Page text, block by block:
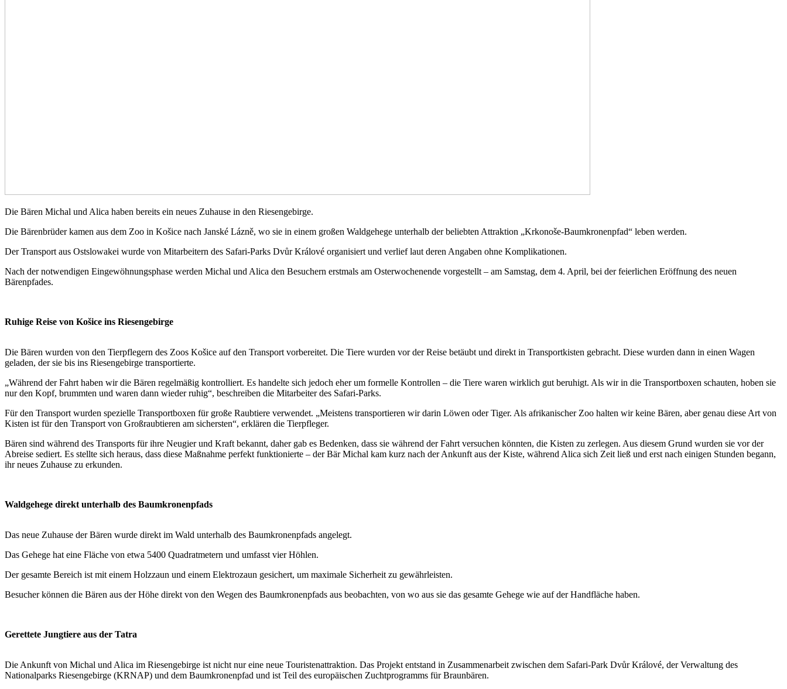
Die Bären Michal und Alica haben bereits ein neues Zuhause in den Riesengebirge.
Die Bärenbrüder kamen aus dem Zoo in Košice nach Janské Lázně, wo sie in einem großen Waldgehege unterhalb der beliebten Attraktion „Krkonoše-Baumkronenpfad“ leben werden.
Der Transport aus Ostslowakei wurde von Mitarbeitern des Safari-Parks Dvůr Králové organisiert und verlief laut deren Angaben ohne Komplikationen.
Nach der notwendigen Eingewöhnungsphase werden Michal und Alica den Besuchern erstmals am Osterwochenende vorgestellt – am Samstag, dem 4. April, bei der feierlichen Eröffnung des neuen
Bärenpfades.
Ruhige Reise von Košice ins Riesengebirge
Die Bären wurden von den Tierpflegern des Zoos Košice auf den Transport vorbereitet. Die Tiere wurden vor der Reise betäubt und direkt in Transportkisten gebracht. Diese wurden dann in einen Wagen
geladen, der sie bis ins Riesengebirge transportierte.
„Während der Fahrt haben wir die Bären regelmäßig kontrolliert. Es handelte sich jedoch eher um formelle Kontrollen – die Tiere waren wirklich gut beruhigt. Als wir in die Transportboxen schauten, hoben sie
nur den Kopf, brummten und waren dann wieder ruhig“, beschreiben die Mitarbeiter des Safari-Parks.
Für den Transport wurden spezielle Transportboxen für große Raubtiere verwendet. „Meistens transportieren wir darin Löwen oder Tiger. Als afrikanischer Zoo halten wir keine Bären, aber genau diese Art von
Kisten ist für den Transport von Großraubtieren am sichersten“, erklären die Tierpfleger.
Bären sind während des Transports für ihre Neugier und Kraft bekannt, daher gab es Bedenken, dass sie während der Fahrt versuchen könnten, die Kisten zu zerlegen. Aus diesem Grund wurden sie vor der
Abreise sediert. Es stellte sich heraus, dass diese Maßnahme perfekt funktionierte – der Bär Michal kam kurz nach der Ankunft aus der Kiste, während Alica sich Zeit ließ und erst nach einigen Stunden begann,
ihr neues Zuhause zu erkunden.
Waldgehege direkt unterhalb des Baumkronenpfads
Das neue Zuhause der Bären wurde direkt im Wald unterhalb des Baumkronenpfads angelegt.
Das Gehege hat eine Fläche von etwa 5400 Quadratmetern und umfasst vier Höhlen.
Der gesamte Bereich ist mit einem Holzzaun und einem Elektrozaun gesichert, um maximale Sicherheit zu gewährleisten.
Besucher können die Bären aus der Höhe direkt von den Wegen des Baumkronenpfads aus beobachten, von wo aus sie das gesamte Gehege wie auf der Handfläche haben.
Gerettete Jungtiere aus der Tatra
Die Ankunft von Michal und Alica im Riesengebirge ist nicht nur eine neue Touristenattraktion. Das Projekt entstand in Zusammenarbeit zwischen dem Safari-Park Dvůr Králové, der Verwaltung des
Nationalparks Riesengebirge (KRNAP) und dem Baumkronenpfad und ist Teil des europäischen Zuchtprogramms für Braunbären.